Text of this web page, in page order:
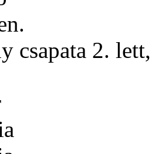
csapata 2.